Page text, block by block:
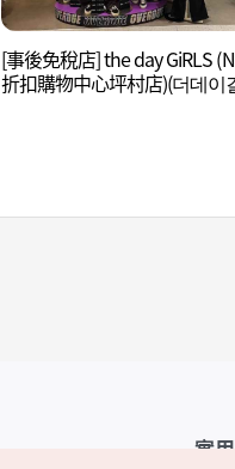
[事後免稅店] the day GiRLS
折扣購物中心坪村店)(더데이
實